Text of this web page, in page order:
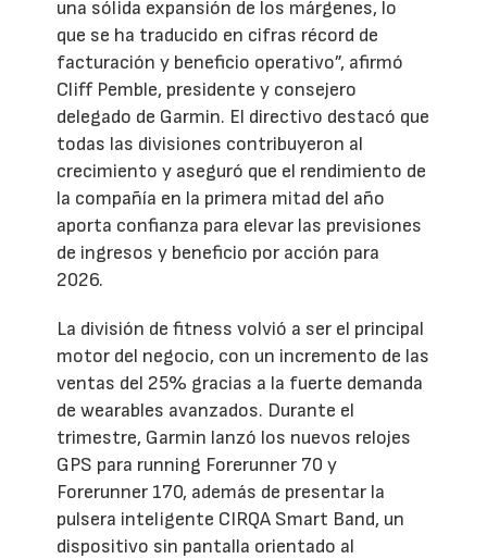
una sólida expansión de los márgenes, lo
que se ha traducido en cifras récord de
facturación y beneficio operativo”, afirmó
Cliff Pemble, presidente y consejero
delegado de Garmin. El directivo destacó que
todas las divisiones contribuyeron al
crecimiento y aseguró que el rendimiento de
la compañía en la primera mitad del año
aporta confianza para elevar las previsiones
de ingresos y beneficio por acción para
2026.
La división de fitness volvió a ser el principal
motor del negocio, con un incremento de las
ventas del 25% gracias a la fuerte demanda
de wearables avanzados. Durante el
trimestre, Garmin lanzó los nuevos relojes
GPS para running Forerunner 70 y
Forerunner 170, además de presentar la
pulsera inteligente CIRQA Smart Band, un
dispositivo sin pantalla orientado al